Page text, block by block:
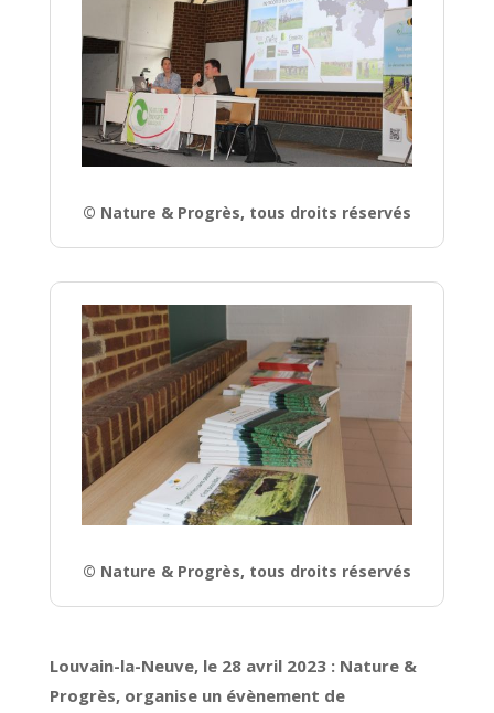
© Nature & Progrès, tous droits réservés
© Nature & Progrès, tous droits réservés
Louvain-la-Neuve, le 28 avril 2023 : Nature &
Progrès, organise un évènement de